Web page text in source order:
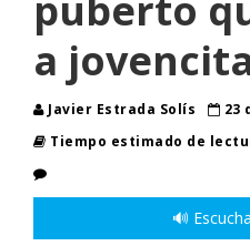
puberto
a
Javier Estrada Solís
23
Tiempo estimado de
🔊